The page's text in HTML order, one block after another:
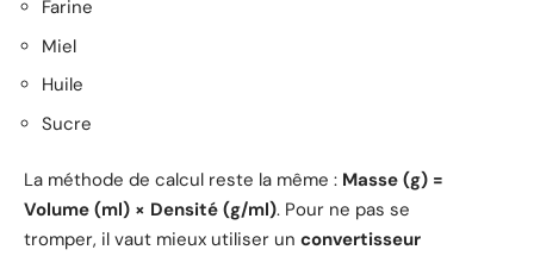
Farine
Miel
Huile
Sucre
La méthode de calcul reste la même : Masse (g) =
Volume (ml) × Densité (g/ml). Pour ne pas se
tromper, il vaut mieux utiliser un convertisseur